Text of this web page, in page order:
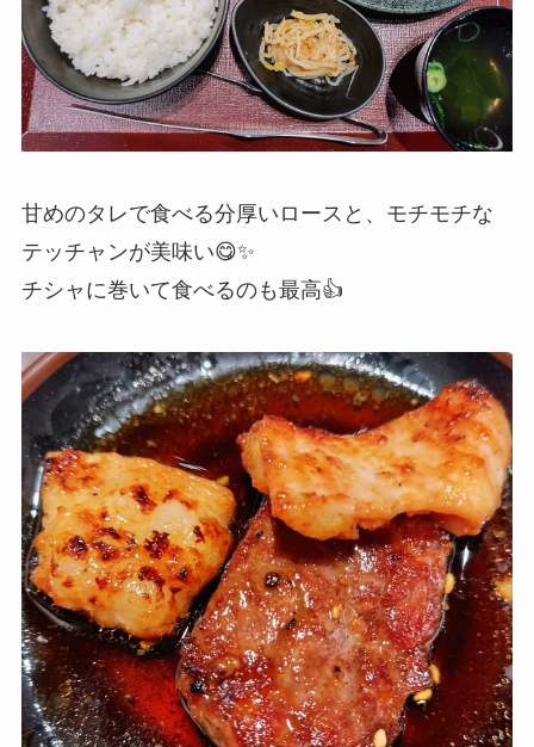
甘めのタレで食べる分厚いロースと、モチモチな
テッチャンが美味い😋✨
チシャに巻いて食べるのも最高👍